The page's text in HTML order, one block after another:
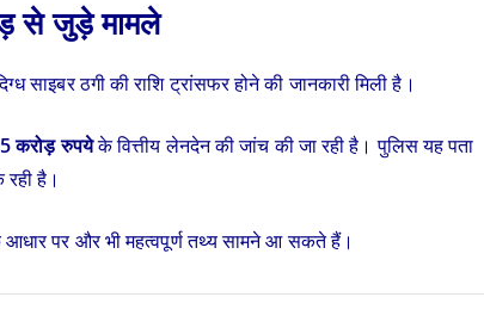
से जुड़े मामले
साइबर ठगी की राशि ट्रांसफर होने की जानकारी मिली है।
करोड़ रुपयेके वित्तीय लेनदेन की जांच की जा रही है। पुलिस यह पता
है।
पर और भी महत्वपूर्ण तथ्य सामने आ सकते हैं।